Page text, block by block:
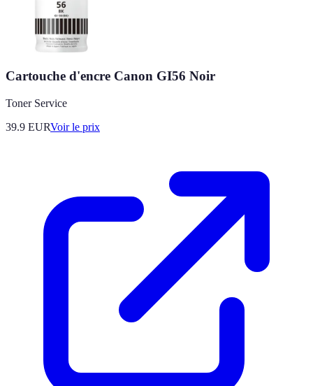
Cartouche d'encre Canon GI56 Noir
Toner Service
39.9 EURVoir le prix